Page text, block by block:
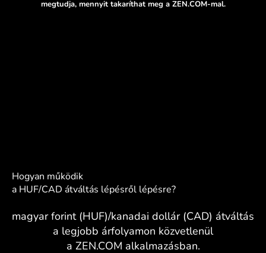
megtudja, mennyit takaríthat meg a ZEN.COM-mal.
Hogyan működik
a HUF/CAD átváltás lépésről lépésre?
magyar forint (HUF)/kanadai dollár (CAD) átváltás
a legjobb árfolyamon közvetlenül
a ZEN.COM alkalmazásban.